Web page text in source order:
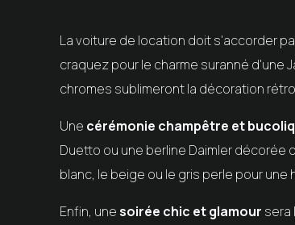
La voiture de location doit s'accorder
craquez pour le charme suranné d'une
chromes sublimeront la décoration
Une cérémonie champêtre et
Duetto ou une berline Daimler
blanc, le beige ou le gris perle pour
Enfin, unesoirée chic et glamour sera